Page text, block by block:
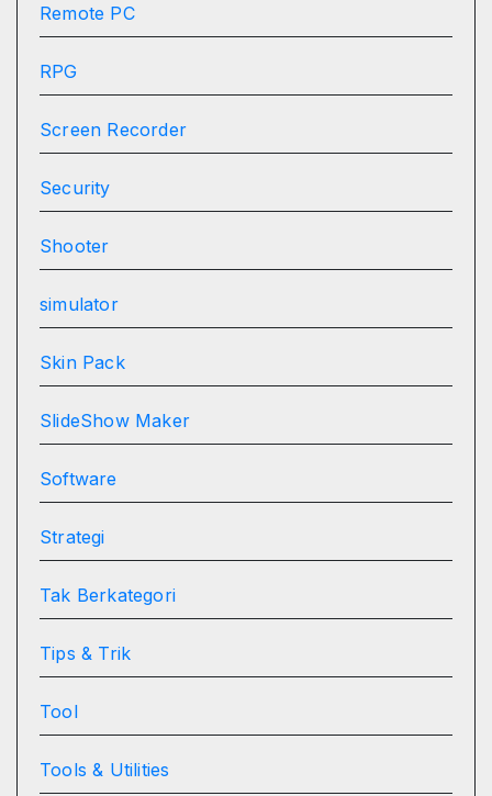
Remote PC
RPG
Screen Recorder
Security
Shooter
simulator
Skin Pack
SlideShow Maker
Software
Strategi
Tak Berkategori
Tips & Trik
Tool
Tools & Utilities